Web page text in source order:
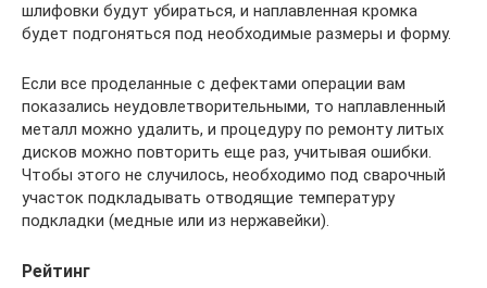
шлифовки будут убираться, и наплавленная кромка
будет подгоняться под необходимые размеры и форму.
Если все проделанные с дефектами операции вам
показались неудовлетворительными, то наплавленный
металл можно удалить, и процедуру по ремонту литых
дисков можно повторить еще раз, учитывая ошибки.
Чтобы этого не случилось, необходимо под сварочный
участок подкладывать отводящие температуру
подкладки (медные или из нержавейки).
Рейтинг